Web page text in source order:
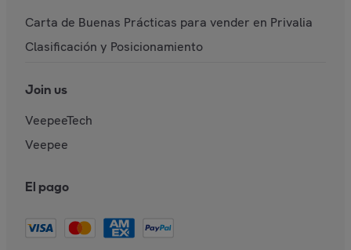
Carta de Buenas Prácticas para vender en Privalia
Clasificación y Posicionamiento
Join us
VeepeeTech
Veepee
El pago